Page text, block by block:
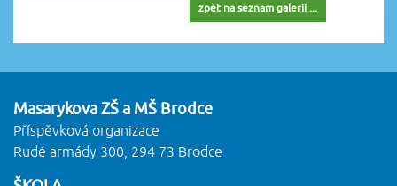
zpět na seznam galerií ...
Masarykova ZŠ a MŠ Brodce
Příspěvková organizace
Rudé armády 300, 294 73 Brodce